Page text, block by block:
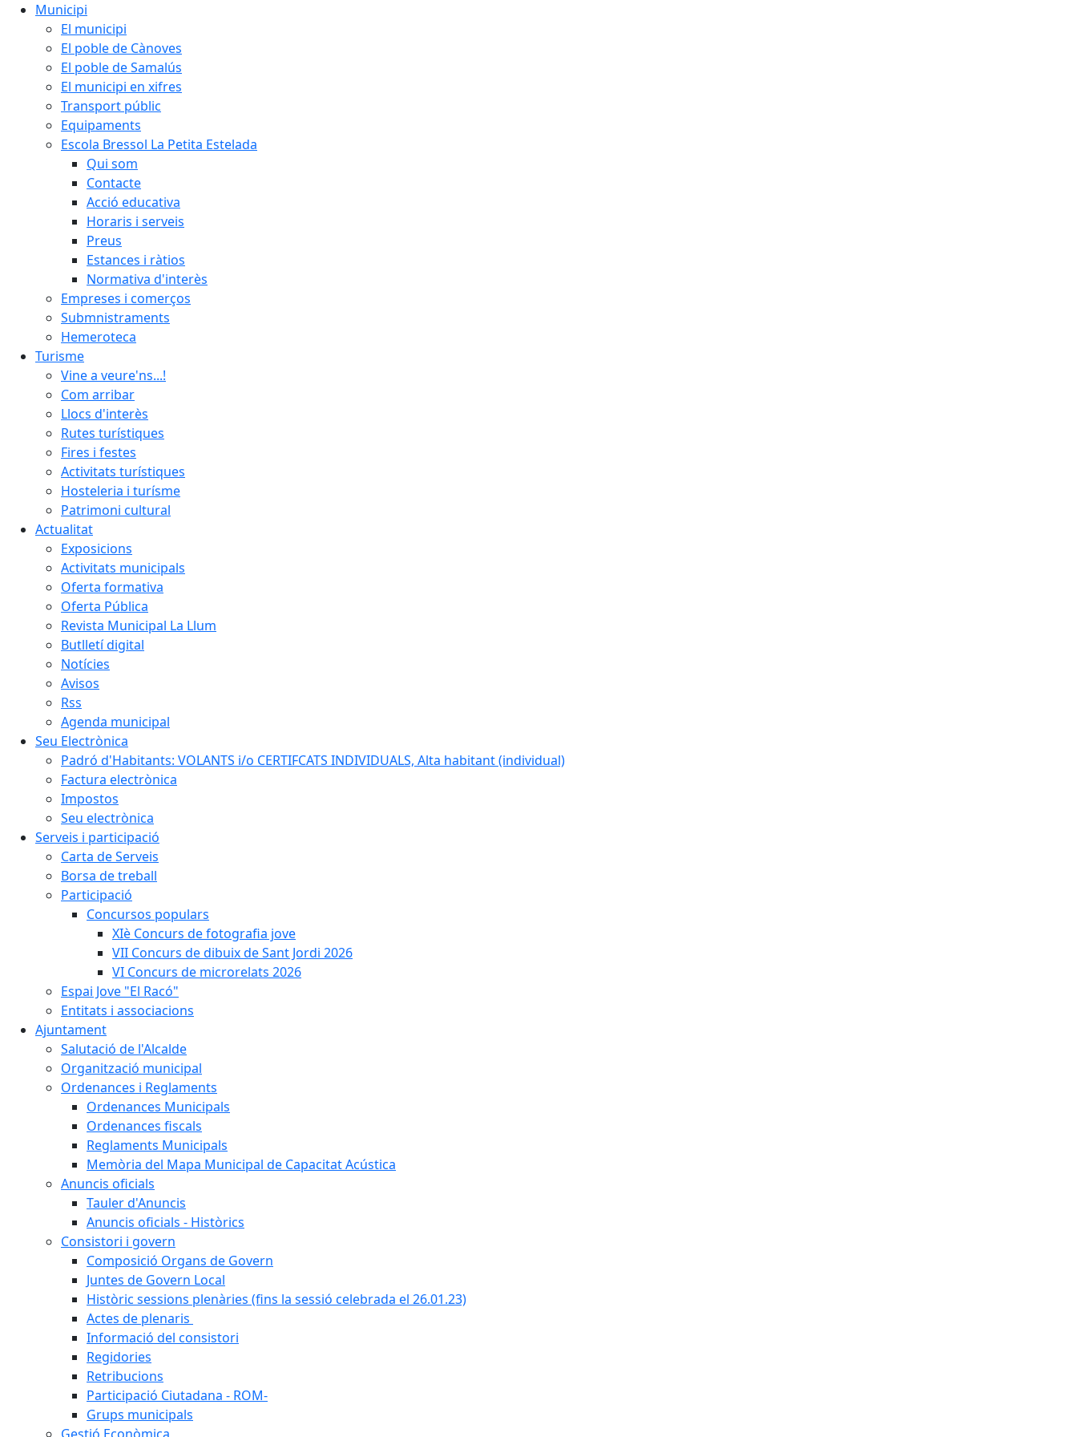
Municipi
El municipi
El poble de Cànoves
El poble de Samalús
El municipi en xifres
Transport públic
Equipaments
Escola Bressol La Petita Estelada
Qui som
Contacte
Acció educativa
Horaris i serveis
Preus
Estances i ràtios
Normativa d'interès
Empreses i comerços
Submnistraments
Hemeroteca
Turisme
Vine a veure'ns...!
Com arribar
Llocs d'interès
Rutes turístiques
Fires i festes
Activitats turístiques
Hosteleria i turísme
Patrimoni cultural
Actualitat
Exposicions
Activitats municipals
Oferta formativa
Oferta Pública
Revista Municipal La Llum
Butlletí digital
Notícies
Avisos
Rss
Agenda municipal
Seu Electrònica
Padró d'Habitants: VOLANTS i/o CERTIFCATS INDIVIDUALS, Alta habitant (individual)
Factura electrònica
Impostos
Seu electrònica
Serveis i participació
Carta de Serveis
Borsa de treball
Participació
Concursos populars
XIè Concurs de fotografia jove
VII Concurs de dibuix de Sant Jordi 2026
VI Concurs de microrelats 2026
Espai Jove "El Racó"
Entitats i associacions
Ajuntament
Salutació de l'Alcalde
Organització municipal
Ordenances i Reglaments
Ordenances Municipals
Ordenances fiscals
Reglaments Municipals
Memòria del Mapa Municipal de Capacitat Acústica
Anuncis oficials
Tauler d'Anuncis
Anuncis oficials - Històrics
Consistori i govern
Composició Organs de Govern
Juntes de Govern Local
Històric sessions plenàries (fins la sessió celebrada el 26.01.23)
Actes de plenaris
Informació del consistori
Regidories
Retribucions
Participació Ciutadana - ROM-
Grups municipals